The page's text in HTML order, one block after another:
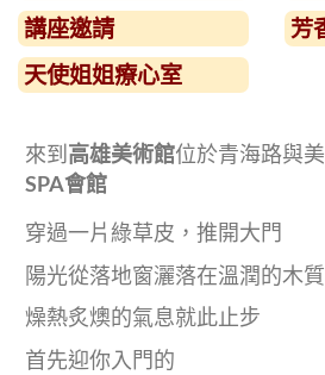
講座邀請
芳
天使姐姐療心室
來到 高雄美術館位於青海路與
SPA會館
穿過一片綠草皮，推開大門
陽光從落地窗灑落在溫潤的木
燥熱炙燠的氣息就此止步
首先迎你入門的